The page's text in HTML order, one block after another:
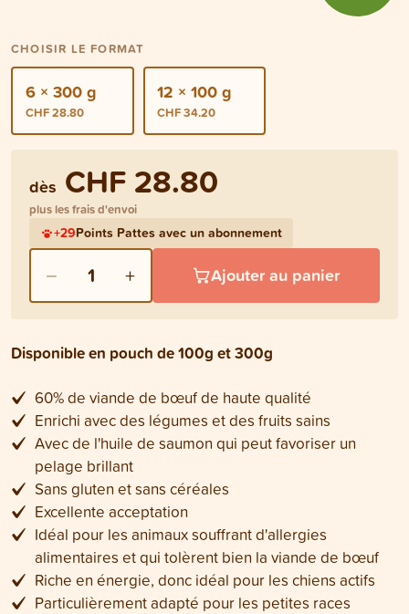
CHOISIR LE FORMAT
6 × 300 g
CHF 28.80
12 × 100 g
CHF 34.20
dès CHF 28.80
plus les frais d'envoi
+29Points Pattes avec un abonnement
− 1 + Ajouter au panier
Disponible en pouch de 100g et 300g
60% de viande de bœuf de haute qualité
Enrichi avec des légumes et des fruits sains
Avec de l'huile de saumon qui peut favoriser un
pelage brillant
Sans gluten et sans céréales
Excellente acceptation
Idéal pour les animaux souffrant d'allergies
alimentaires et qui tolèrent bien la viande de bœuf
Riche en énergie, donc idéal pour les chiens actifs
Particulièrement adapté pour les petites races